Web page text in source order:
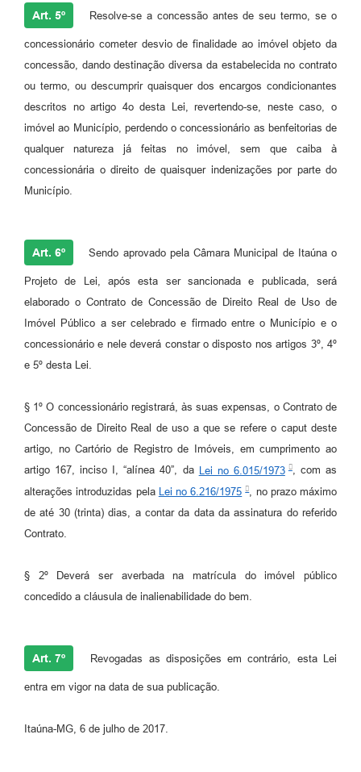
Art. 5º Resolve-se a concessão antes de seu termo, se o
concessionário cometer desvio de finalidade ao imóvel objeto da
concessão, dando destinação diversa da estabelecida no contrato
ou termo, ou descumprir quaisquer dos encargos condicionantes
descritos no artigo 4o desta Lei, revertendo-se, neste caso, o
imóvel ao Município, perdendo o concessionário as benfeitorias de
qualquer natureza já feitas no imóvel, sem que caiba à
concessionária o direito de quaisquer indenizações por parte do
Município.
Art. 6º Sendo aprovado pela Câmara Municipal de Itaúna o
Projeto de Lei, após esta ser sancionada e publicada, será
elaborado o Contrato de Concessão de Direito Real de Uso de
Imóvel Público a ser celebrado e firmado entre o Município e o
concessionário e nele deverá constar o disposto nos artigos 3º, 4º
e 5º desta Lei.
§ 1º O concessionário registrará, às suas expensas, o Contrato de
Concessão de Direito Real de uso a que se refere o caput deste
artigo, no Cartório de Registro de Imóveis, em cumprimento ao
artigo 167, inciso I, “alínea 40”, da Lei no 6.015/1973 , com as
alterações introduzidas pela
Lei no 6.216/1975
, no prazo máximo
de até 30 (trinta) dias, a contar da data da assinatura do referido
Contrato.
§ 2º Deverá ser averbada na matrícula do imóvel público
concedido a cláusula de inalienabilidade do bem.
Art. 7º Revogadas as disposições em contrário, esta Lei
entra em vigor na data de sua publicação.
Itaúna-MG, 6 de julho de 2017.